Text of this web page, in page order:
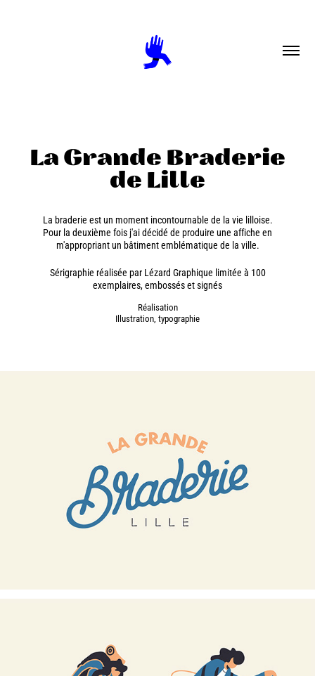
La Grande Braderie
de Lille
La braderie est un moment incontournable de la vie lilloise.
Pour la deuxième fois j'ai décidé de produire une affiche en
m'appropriant un bâtiment emblématique de la ville.
Sérigraphie réalisée par Lézard Graphique limitée à 100
exemplaires, embossés et signés
Réalisation
Illustration, typographie